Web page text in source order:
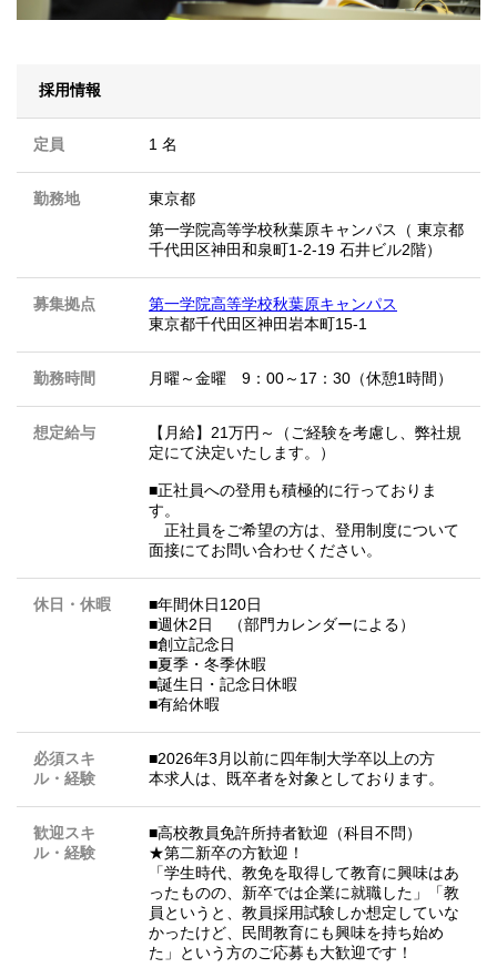
採用情報
定員 1 名
勤務地
東京都
第一学院高等学校秋葉原キャンパス（ 東京都
千代田区神田和泉町1-2-19 石井ビル2階）
募集拠点
第一学院高等学校秋葉原キャンパス
東京都千代田区神田岩本町15-1
勤務時間 月曜～金曜 9：00～17：30（休憩1時間）
想定給与
【月給】21万円～（ご経験を考慮し、弊社規
定にて決定いたします。）
■正社員への登用も積極的に行っておりま
す。
正社員をご希望の方は、登用制度について
面接にてお問い合わせください。
休日・休暇
■年間休日120日
■週休2日 （部門カレンダーによる）
■創立記念日
■夏季・冬季休暇
■誕生日・記念日休暇
■有給休暇
必須スキ
ル・経験
■2026年3月以前に四年制大学卒以上の方
本求人は、既卒者を対象としております。
歓迎スキ
ル・経験
■高校教員免許所持者歓迎（科目不問）
★第二新卒の方歓迎！
「学生時代、教免を取得して教育に興味はあ
ったものの、新卒では企業に就職した」「教
員というと、教員採用試験しか想定していな
かったけど、民間教育にも興味を持ち始め
た」という方のご応募も大歓迎です！